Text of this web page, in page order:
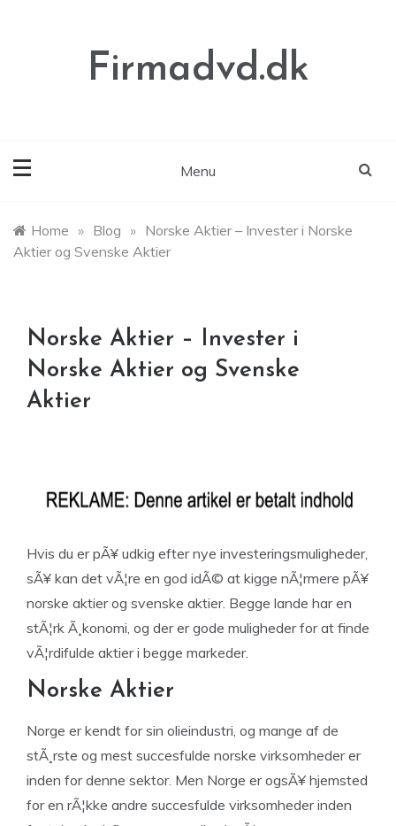
Firmadvd.dk
Menu
Home » Blog » Norske Aktier – Invester i Norske
Aktier og Svenske Aktier
Norske Aktier – Invester i
Norske Aktier og Svenske
Aktier
Hvis du er pÃ¥ udkig efter nye investeringsmuligheder,
sÃ¥ kan det vÃ¦re en god idÃ© at kigge nÃ¦rmere pÃ¥
norske aktier og svenske aktier. Begge lande har en
stÃ¦rk Ã¸konomi, og der er gode muligheder for at finde
vÃ¦rdifulde aktier i begge markeder.
Norske Aktier
Norge er kendt for sin olieindustri, og mange af de
stÃ¸rste og mest succesfulde norske virksomheder er
inden for denne sektor. Men Norge er ogsÃ¥ hjemsted
for en rÃ¦kke andre succesfulde virksomheder inden